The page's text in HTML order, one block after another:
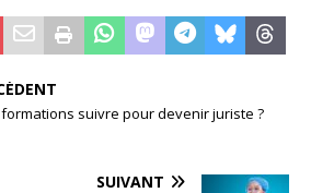
suivre pour devenir juriste ?
SUIVANT